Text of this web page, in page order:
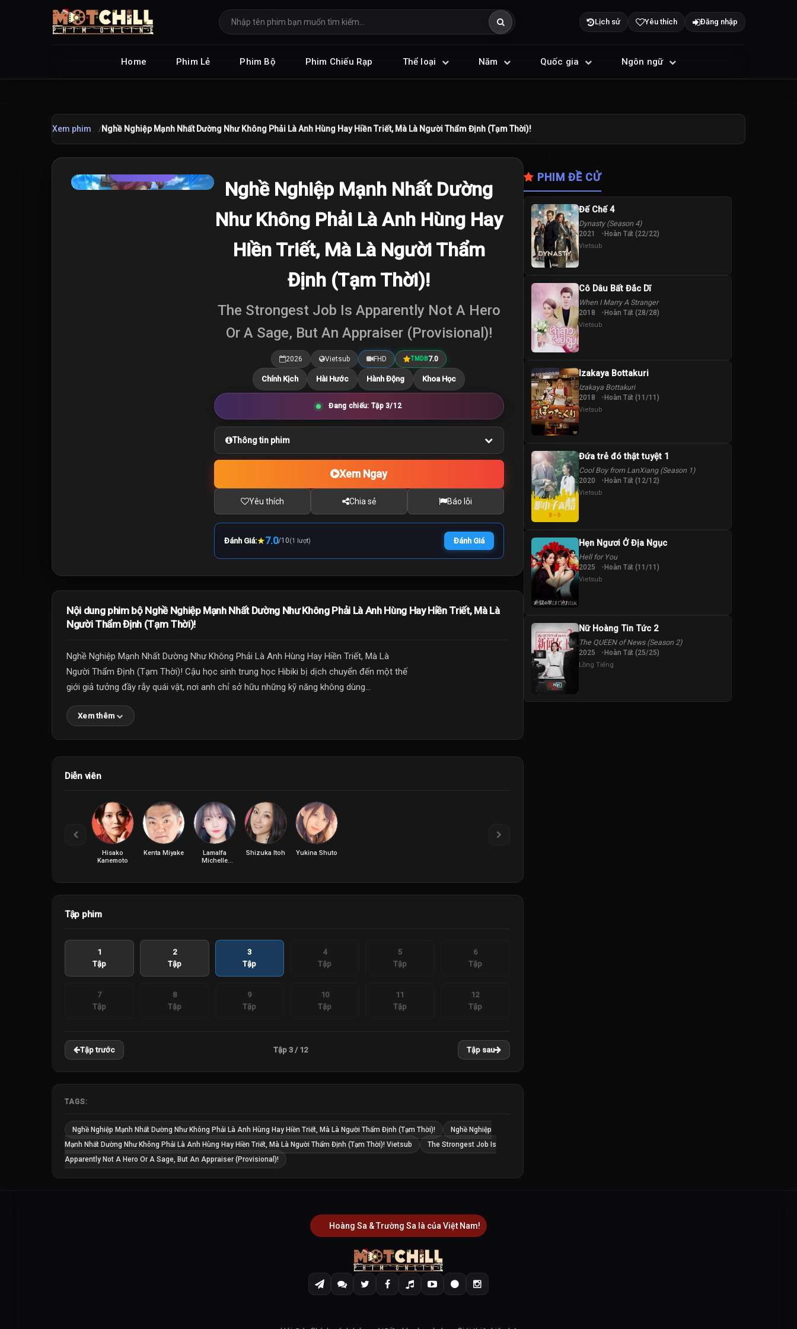
Lịch sử Yêu thích Đăng nhập
Home Phim Lẻ Phim Bộ Phim Chiếu Rạp Thể loại Năm Quốc gia Ngôn ngữ
Xem phim Nghề Nghiệp Mạnh Nhất Dường Như Không Phải Là Anh Hùng Hay Hiền Triết, Mà Là Người Thẩm Định (Tạm Thời)!
★7.0/10
Nghề Nghiệp Mạnh Nhất Dường
Như Không Phải Là Anh Hùng Hay
Hiền Triết, Mà Là Người Thẩm
Định (Tạm Thời)!
The Strongest Job Is Apparently Not A Hero
Or A Sage, But An Appraiser (Provisional)!
2026 Vietsub FHD TMDB7.0
Chính Kịch Hài Hước Hành Động Khoa Học
Đang chiếu: Tập 3/12
Thông tin phim
Xem Ngay
Yêu thích Chia sẻ Báo lỗi
Đánh Giá:★7.0/10(1 lượt) Đánh Giá
Nội dung phim bộ Nghề Nghiệp Mạnh Nhất Dường Như Không Phải Là Anh Hùng Hay Hiền Triết, Mà Là
Người Thẩm Định (Tạm Thời)!
Nghề Nghiệp Mạnh Nhất Dường Như Không Phải Là Anh Hùng Hay Hiền Triết, Mà Là
Người Thẩm Định (Tạm Thời)! Cậu học sinh trung học Hibiki bị dịch chuyển đến một thế
giới giả tưởng đầy rẫy quái vật, nơi anh chỉ sở hữu những kỹ năng không dùng...
Xem thêm
Diễn viên
Hisako
Kanemoto
Kenta Miyake
Lamalfa
Michelle
Shizuka Itoh Yukina Shuto
Tập phim
1
Tập
2
Tập
3
Tập
4
Tập
5
Tập
6
Tập
7
Tập
8
Tập
9
Tập
10
Tập
11
Tập
12
Tập
Tập trước Tập 3 / 12 Tập sau
TAGS:
Nghề Nghiệp Mạnh Nhất Dường Như Không Phải Là Anh Hùng Hay Hiền Triết, Mà Là Người Thẩm Định (Tạm Thời)!
Nghề Nghiệp
Mạnh Nhất Dường Như Không Phải Là Anh Hùng Hay Hiền Triết, Mà Là Người Thẩm Định (Tạm Thời)! Vietsub
The Strongest Job Is
Apparently Not A Hero Or A Sage, But An Appraiser (Provisional)!
PHIM ĐỀ CỬ
Đế Chế 4
Dynasty (Season 4)
2021 Hoàn Tất (22/22)
Vietsub
Cô Dâu Bất Đắc Dĩ
When I Marry A Stranger
2018 Hoàn Tất (28/28)
Vietsub
Izakaya Bottakuri
Izakaya Bottakuri
2018 Hoàn Tất (11/11)
Vietsub
Đứa trẻ đó thật tuyệt 1
Cool Boy from LanXiang (Season 1)
2020 Hoàn Tất (12/12)
Vietsub
Hẹn Ngươi Ở Địa Ngục
Hell for You
2025 Hoàn Tất (11/11)
Vietsub
Nữ Hoàng Tin Tức 2
The QUEEN of News (Season 2)
2025 Hoàn Tất (25/25)
Lồng Tiếng
Hoàng Sa & Trường Sa là của Việt Nam!